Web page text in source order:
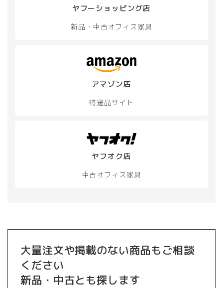
ヤフーショッピング店
新品・中古オフィス家具
アマゾン店
特選品サイト
ヤフオク店
中古オフィス家具
大量注文や掲載のない商品もご相談
ください
新品・中古とも探します